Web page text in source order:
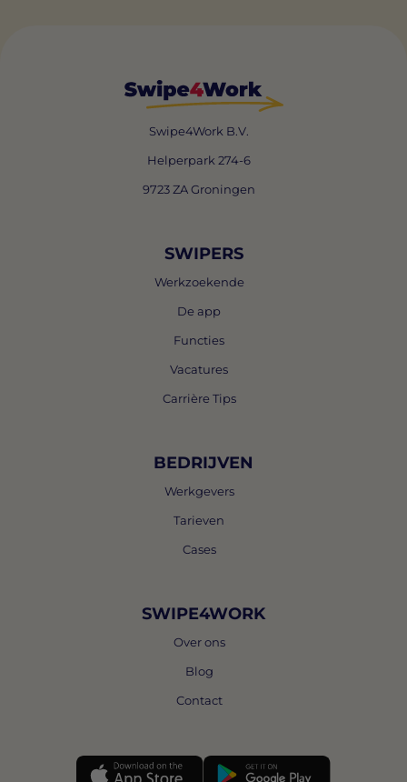
Swipe4Work B.V.
Helperpark 274-6
9723 ZA Groningen
SWIPERS
Werkzoekende
De app
Functies
Vacatures
Carrière Tips
BEDRIJVEN
Werkgevers
Tarieven
Cases
SWIPE4WORK
Over ons
Blog
Contact